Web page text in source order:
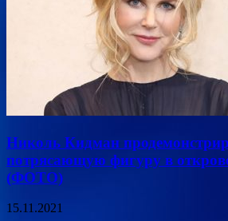
Николь Кидман
потрясающую фигуру в
(ФОТО)
15.11.2021